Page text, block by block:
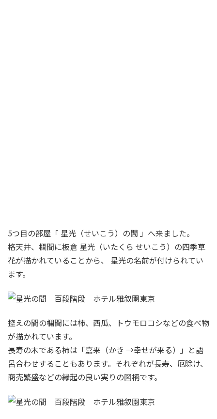
5つ目の部屋「 星光（せいこう）の間 」へ来ました。
格天井、欄間に板倉 星光（いたくら せいこう）の四季草
花が描かれていることから、 星光の名前が付けられてい
ます。
控えの間の欄間には柿、西瓜、トウモロコシなどの食べ物
が描かれています。
長寿の木である柿は「嘉来（かき →幸せが来る）」と語
呂合わせすることもあります。それぞれが長寿、厄除け、
商売繁盛などの縁起の良い実りの図柄です。